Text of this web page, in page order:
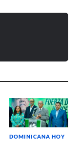
DOMINICANA HOY